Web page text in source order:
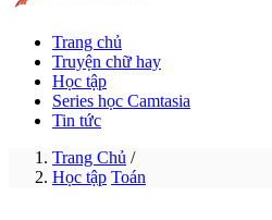
Trang chủ
Truyện chữ hay
Học tập
Series học Camtasia
Tin tức
Trang Chủ /
Học tập Toán